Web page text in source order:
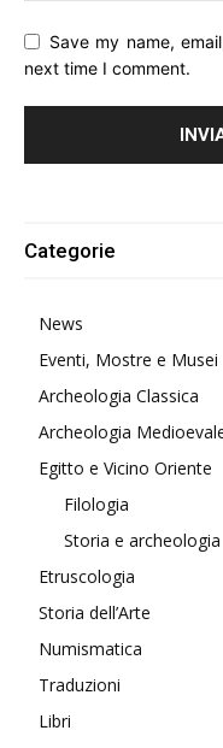
Save my name,
next time I comment.
Categorie
News
Eventi, Mostre e Musei
Archeologia Classica
Archeologia
Egitto e Vicino Oriente
Filologia
Storia e archeologia
Etruscologia
Storia dell’Arte
Numismatica
Traduzioni
Libri